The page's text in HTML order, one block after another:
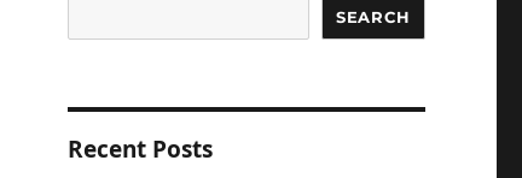
SEARCH
Recent Posts